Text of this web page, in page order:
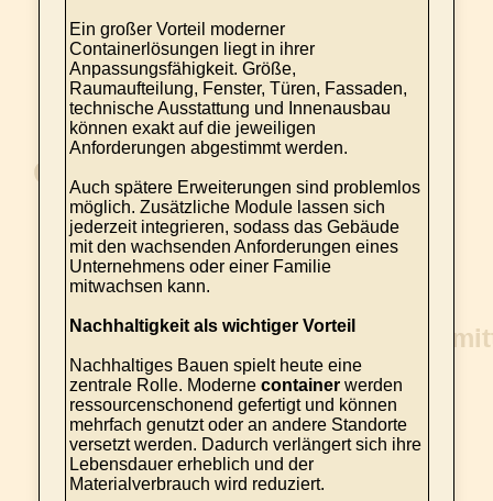
Ein großer Vorteil moderner
Containerlösungen liegt in ihrer
Anpassungsfähigkeit. Größe,
Raumaufteilung, Fenster, Türen, Fassaden,
technische Ausstattung und Innenausbau
können exakt auf die jeweiligen
Anforderungen abgestimmt werden.
Auch spätere Erweiterungen sind problemlos
möglich. Zusätzliche Module lassen sich
jederzeit integrieren, sodass das Gebäude
mit den wachsenden Anforderungen eines
Unternehmens oder einer Familie
mitwachsen kann.
Nachhaltigkeit als wichtiger Vorteil
Nachhaltiges Bauen spielt heute eine
zentrale Rolle. Moderne containerwerden
ressourcenschonend gefertigt und können
mehrfach genutzt oder an andere Standorte
versetzt werden. Dadurch verlängert sich ihre
Lebensdauer erheblich und der
Materialverbrauch wird reduziert.